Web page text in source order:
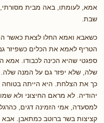
אמא, לעומתו, באה מבית מסורתי,
שבת.
כשאבא ואמא החלו לצאת כאשר
הטריף לאמא את הכלים כשפיזר
ספגטי שהיא הכינה לכבודו. אמא
שלה, שלא יפזר גם על המנה
כך את הצלחת. היא הייתה בטוחה
יהודיה. לא מראם החיצוני ולא
למסעדה, אמי הזמינה דגים,
קציצות בשר ברוטב כמתאבן.